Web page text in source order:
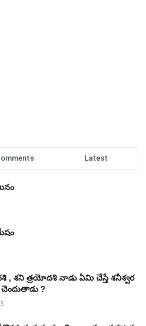
Latest
, శని త్రయోదశి నాడు ఏమి చేస్తే శనీశ్వర
చెందుతాడు ?